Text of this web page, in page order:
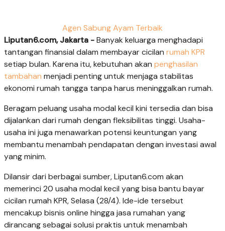
Agen Sabung Ayam Terbaik
Liputan6.com, Jakarta -Banyak keluarga menghadapi
tantangan finansial dalam membayar cicilan rumah KPR
setiap bulan. Karena itu, kebutuhan akan penghasilan
tambahan menjadi penting untuk menjaga stabilitas
ekonomi rumah tangga tanpa harus meninggalkan rumah.
Beragam peluang usaha modal kecil kini tersedia dan bisa
dijalankan dari rumah dengan fleksibilitas tinggi. Usaha-
usaha ini juga menawarkan potensi keuntungan yang
membantu menambah pendapatan dengan investasi awal
yang minim.
Dilansir dari berbagai sumber, Liputan6.com akan
memerinci 20 usaha modal kecil yang bisa bantu bayar
cicilan rumah KPR, Selasa (28/4). Ide-ide tersebut
mencakup bisnis online hingga jasa rumahan yang
dirancang sebagai solusi praktis untuk menambah